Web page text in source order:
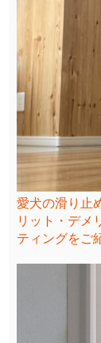
愛犬の滑り止
リット・デメ
ティングをご